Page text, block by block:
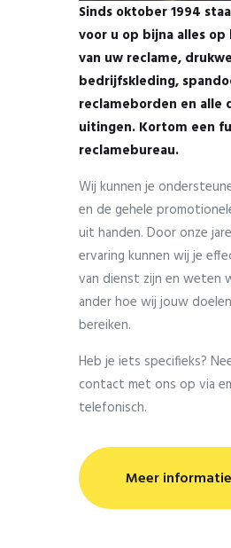
Sinds oktober 1994
voor u op bijna alles
van uw reclame,
bedrijfskleding,
reclameborden en alle
uitingen. Kortom een
reclamebureau.
Wij kunnen je
en de gehele
uit handen. Door onze
ervaring kunnen wij je
van dienst zijn en weten
ander hoe wij jouw
bereiken.
Heb je iets specifieks?
contact met ons op via
telefonisch.
Meer informatie